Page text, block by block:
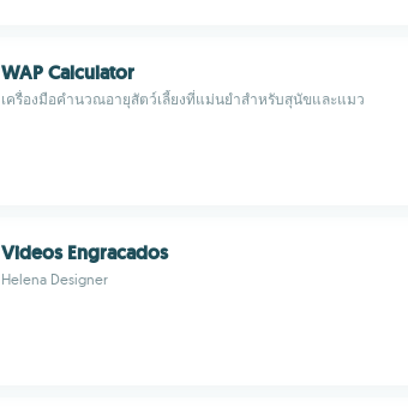
WAP Calculator
เครื่องมือคำนวณอายุสัตว์เลี้ยงที่แม่นยำสำหรับสุนัขและแมว
Videos Engracados
Helena Designer